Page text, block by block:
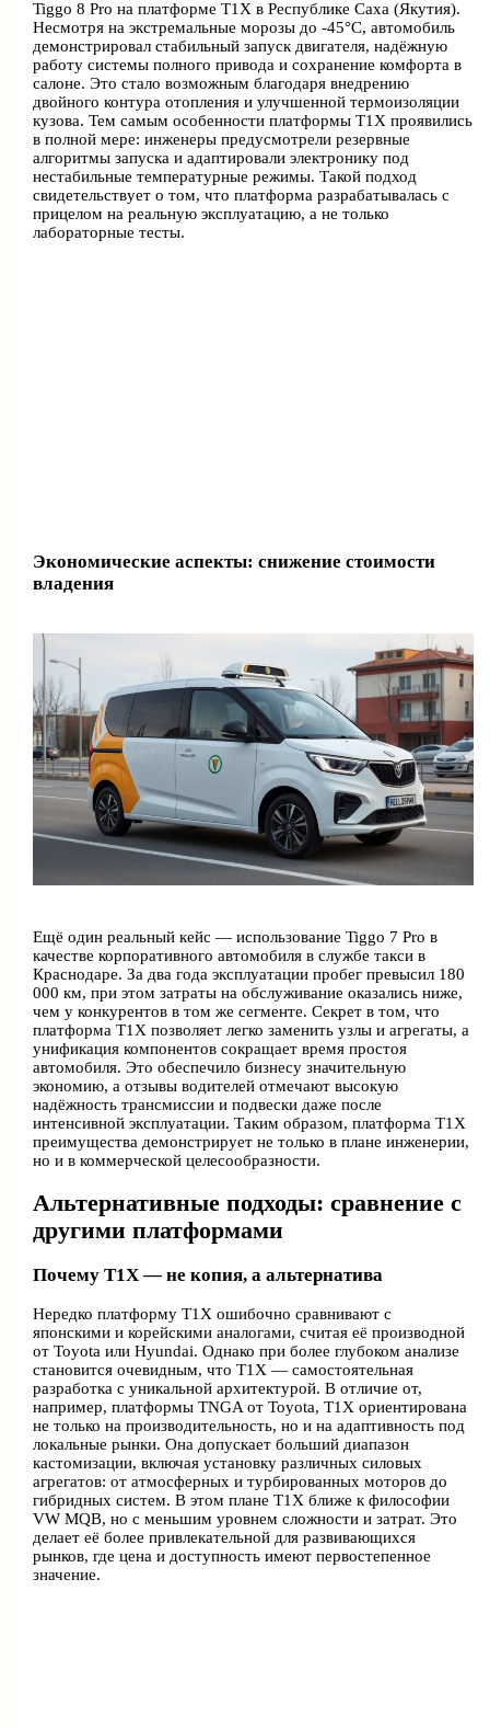
Tiggo 8 Pro на платформе T1X в Республике Саха (Якутия).
Несмотря на экстремальные морозы до -45°C, автомобиль
демонстрировал стабильный запуск двигателя, надёжную
работу системы полного привода и сохранение комфорта в
салоне. Это стало возможным благодаря внедрению
двойного контура отопления и улучшенной термоизоляции
кузова. Тем самым особенности платформы T1X проявились
в полной мере: инженеры предусмотрели резервные
алгоритмы запуска и адаптировали электронику под
нестабильные температурные режимы. Такой подход
свидетельствует о том, что платформа разрабатывалась с
прицелом на реальную эксплуатацию, а не только
лабораторные тесты.
Экономические аспекты: снижение стоимости
владения
Ещё один реальный кейс — использование Tiggo 7 Pro в
качестве корпоративного автомобиля в службе такси в
Краснодаре. За два года эксплуатации пробег превысил 180
000 км, при этом затраты на обслуживание оказались ниже,
чем у конкурентов в том же сегменте. Секрет в том, что
платформа T1X позволяет легко заменить узлы и агрегаты, а
унификация компонентов сокращает время простоя
автомобиля. Это обеспечило бизнесу значительную
экономию, а отзывы водителей отмечают высокую
надёжность трансмиссии и подвески даже после
интенсивной эксплуатации. Таким образом, платформа T1X
преимущества демонстрирует не только в плане инженерии,
но и в коммерческой целесообразности.
Альтернативные подходы: сравнение с
другими платформами
Почему T1X — не копия, а альтернатива
Нередко платформу T1X ошибочно сравнивают с
японскими и корейскими аналогами, считая её производной
от Toyota или Hyundai. Однако при более глубоком анализе
становится очевидным, что T1X — самостоятельная
разработка с уникальной архитектурой. В отличие от,
например, платформы TNGA от Toyota, T1X ориентирована
не только на производительность, но и на адаптивность под
локальные рынки. Она допускает больший диапазон
кастомизации, включая установку различных силовых
агрегатов: от атмосферных и турбированных моторов до
гибридных систем. В этом плане T1X ближе к философии
VW MQB, но с меньшим уровнем сложности и затрат. Это
делает её более привлекательной для развивающихся
рынков, где цена и доступность имеют первостепенное
значение.